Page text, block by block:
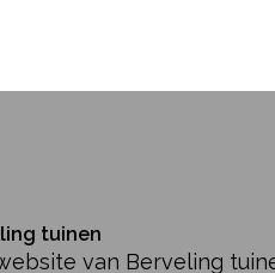
tuinen
van Berveling